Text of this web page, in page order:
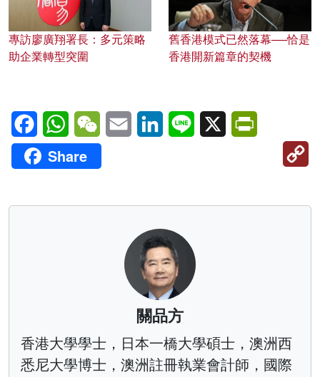
專訪廖廣翔署長：多元策略
助企業轉型突圍
舊香港模式已然落幕──恰是
香港開新篇章的契機
FacebookWhatsAppWeChatEmail LinkedInLine X
Share
關品方
香港大學學士，日本一橋大學碩士，澳洲西
悉尼大學博士，澳洲註冊執業會計師，國際